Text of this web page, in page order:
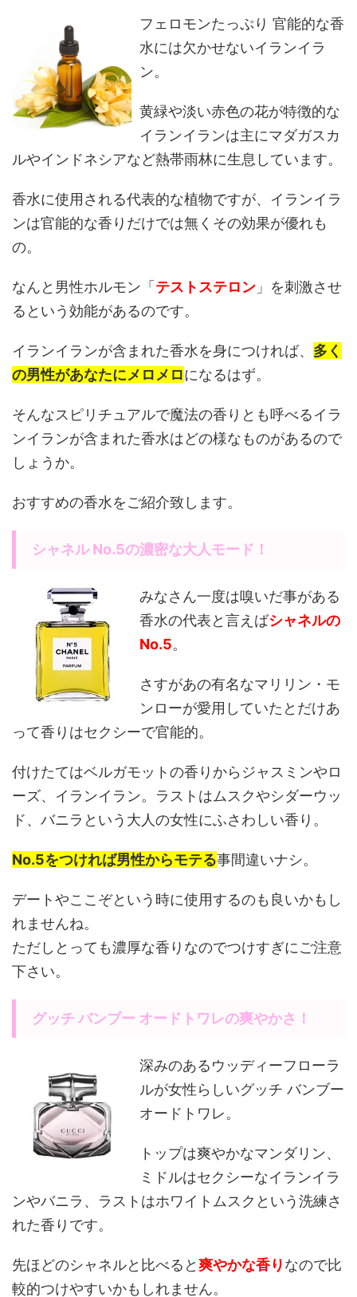
フェロモンたっぷり 官能的な香
水には欠かせないイランイラ
ン。
黄緑や淡い赤色の花が特徴的な
イランイランは主にマダガスカ
ルやインドネシアなど熱帯雨林に生息しています。
香水に使用される代表的な植物ですが、イランイラ
ンは官能的な香りだけでは無くその効果が優れも
の。
なんと男性ホルモン「 テストステロン 」を刺激させ
るという効能があるのです。
イランイランが含まれた香水を身につければ、 多く
の男性があなたにメロメロになるはず。
そんなスピリチュアルで魔法の香りとも呼べるイラ
ンイランが含まれた香水はどの様なものがあるので
しょうか。
おすすめの香水をご紹介致します。
シャネル No.5の濃密な大人モード！
みなさん一度は嗅いだ事がある
香水の代表と言えばシャネルの
No.5。
さすがあの有名なマリリン・モ
ンローが愛用していたとだけあ
って香りはセクシーで官能的。
付けたてはベルガモットの香りからジャスミンやロ
ーズ、イランイラン。ラストはムスクやシダーウッ
ド、バニラという大人の女性にふさわしい香り。
No.5をつければ男性からモテる事間違いナシ。
デートやここぞという時に使用するのも良いかもし
れませんね。
ただしとっても濃厚な香りなのでつけすぎにご注意
下さい。
グッチ バンブー オードトワレの爽やかさ！
深みのあるウッディーフローラ
ルが女性らしいグッチ バンブー
オードトワレ。
トップは爽やかなマンダリン、
ミドルはセクシーなイランイラ
ンやバニラ、ラストはホワイトムスクという洗練さ
れた香りです。
先ほどのシャネルと比べると爽やかな香りなので比
較的つけやすいかもしれません。